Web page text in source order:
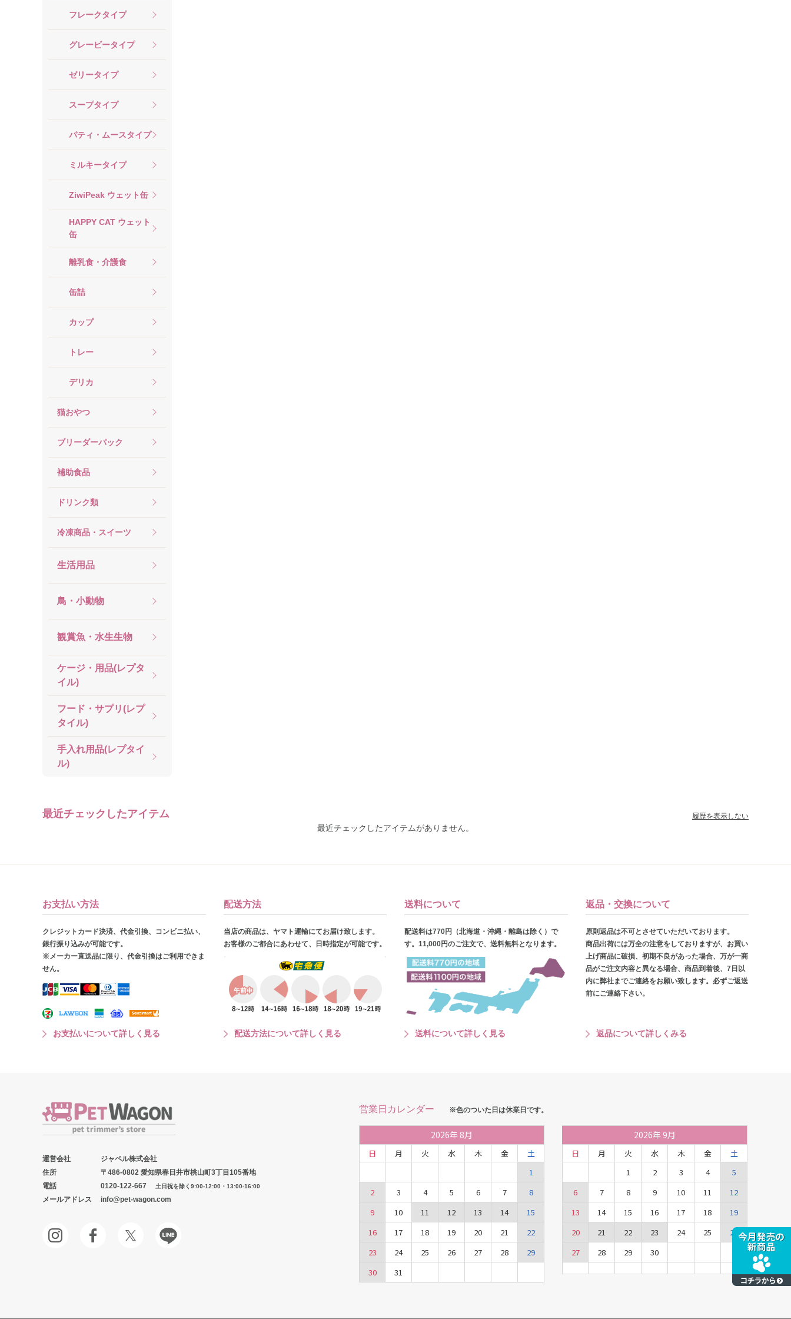
フレークタイプ
グレービータイプ
ゼリータイプ
スープタイプ
パティ・ムースタイプ
ミルキータイプ
ZiwiPeak ウェット缶
HAPPY CAT ウェット
缶
離乳食・介護食
缶詰
カップ
トレー
デリカ
猫おやつ
ブリーダーパック
補助食品
ドリンク類
冷凍商品・スイーツ
生活用品
鳥・小動物
観賞魚・水生生物
ケージ・用品(レプタ
イル)
フード・サプリ(レプ
タイル)
手入れ用品(レプタイ
ル)
最近チェックしたアイテム
最近チェックしたアイテムがありません。
履歴を表示しない
お支払い方法
クレジットカード決済、代金引換、コンビニ払い、
銀行振り込みが可能です。
※メーカー直送品に限り、代金引換はご利用できま
せん。
お支払いについて詳しく見る
配送方法
当店の商品は、ヤマト運輸にてお届け致します。
お客様のご都合にあわせて、日時指定が可能です。
配送方法について詳しく見る
送料について
配送料は770円（北海道・沖縄・離島は除く）で
す。11,000円のご注文で、送料無料となります。
送料について詳しく見る
返品・交換について
原則返品は不可とさせていただいております。
商品出荷には万全の注意をしておりますが、お買い
上げ商品に破損、初期不良があった場合、万が一商
品がご注文内容と異なる場合、商品到着後、7日以
内に弊社までご連絡をお願い致します。必ずご返送
前にご連絡下さい。
返品について詳しくみる
運営会社
ジャペル株式会社
住所
〒486-0802 愛知県春日井市桃山町3丁目105番地
電話
0120-122-667 土日祝を除く9:00-12:00・13:00-16:00
メールアドレス info@pet-wagon.com
営業日カレンダー ※色のついた日は休業日です。
2026年 8月
日 月 火 水 木 金
土
1
2
3 4 5 6 7
8
9
10 11 12 13 14
15
16
17 18 19 20 21
22
23
24 25 26 27 28
29
30
31
2026年 9月
日 月 火 水 木 金
土
1
2 3 4
5
6
7 8 9 10 11
12
13
14 15 16 17 18
19
20
21 22 23 24 25
26
27
28 29 30